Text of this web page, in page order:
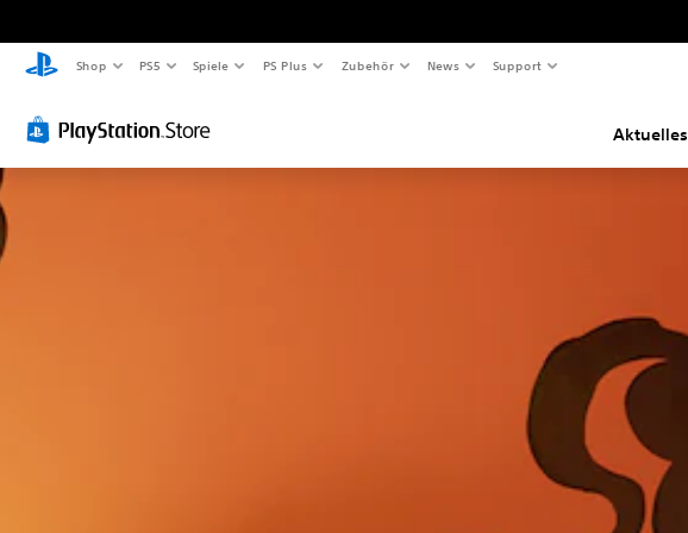
Shop PS5 Spiele PS Plus Zubehör News Support
Aktuelles